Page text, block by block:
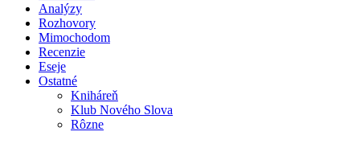
Analýzy
Rozhovory
Mimochodom
Recenzie
Eseje
Ostatné
Kniháreň
Klub Nového Slova
Rôzne